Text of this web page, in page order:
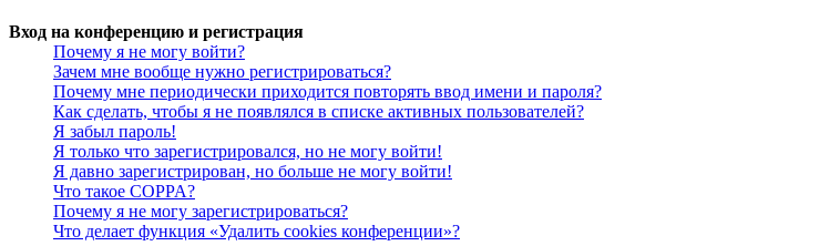
Вход на конференцию и регистрация
Почему я не могу войти?
Зачем мне вообще нужно регистрироваться?
Почему мне периодически приходится повторять ввод имени и пароля?
Как сделать, чтобы я не появлялся в списке активных пользователей?
Я забыл пароль!
Я только что зарегистрировался, но не могу войти!
Я давно зарегистрирован, но больше не могу войти!
Что такое COPPA?
Почему я не могу зарегистрироваться?
Что делает функция «Удалить cookies конференции»?